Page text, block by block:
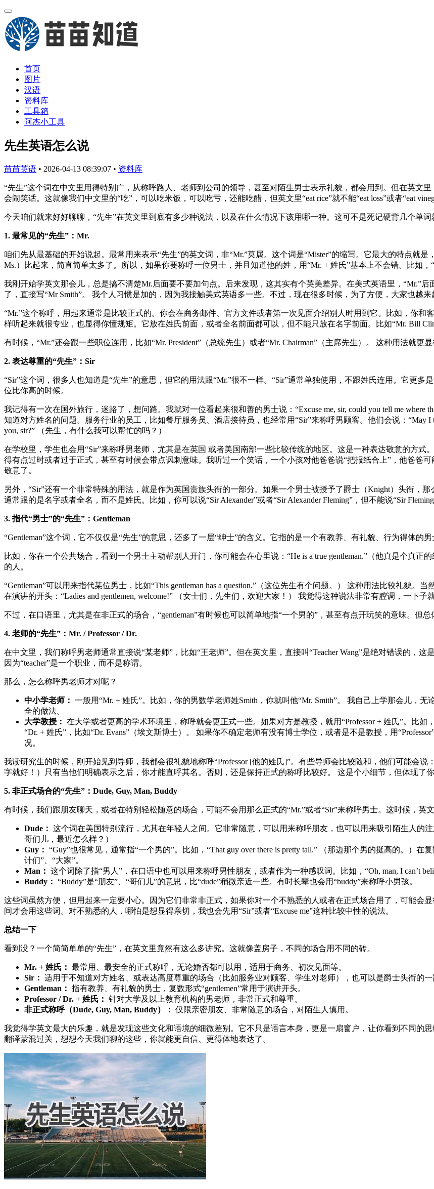
首页
图片
汉语
资料库
工具箱
阿杰小工具
先生英语怎么说
苗苗英语 • 2026-04-13 08:39:07 • 资料库
“先生”这个词在中文里用得特别广，从称呼路人、老师到公司的领导，甚至对陌生男士表示礼貌，都会用到。但在英文
会闹笑话。这就像我们中文里的“吃”，可以吃米饭，可以吃亏，还能吃醋，但英文里“eat rice”就不能“eat loss”或者“eat
今天咱们就来好好聊聊，“先生”在英文里到底有多少种说法，以及在什么情况下该用哪一种。这可不是死记硬背几个单
1. 最常见的“先生”：Mr.
咱们先从最基础的开始说起。最常用来表示“先生”的英文词，非“Mr.”莫属。这个词是“Mister”的缩写。它最大的特点就
Ms.）比起来，简直简单太多了。所以，如果你要称呼一位男士，并且知道他的姓，用“Mr. + 姓氏”基本上不会错。比如，“
我刚开始学英文那会儿，总是搞不清楚Mr.后面要不要加句点。后来发现，这其实有个英美差异。在美式英语里，“Mr.”
了，直接写“Mr Smith”。 我个人习惯是加的，因为我接触美式英语多一些。不过，现在很多时候，为了方便，大家也越
“Mr.”这个称呼，用起来通常是比较正式的。你会在商务邮件、官方文件或者第一次见面介绍别人时用到它。比如，你和客
样听起来就很专业，也显得你懂规矩。它放在姓氏前面，或者全名前面都可以，但不能只放在名字前面。比如“Mr. Bill
有时候，“Mr.”还会跟一些职位连用，比如“Mr. President”（总统先生）或者“Mr. Chairman”（主席先生）。 这种用法就更显
2. 表达尊重的“先生”：Sir
“Sir”这个词，很多人也知道是“先生”的意思，但它的用法跟“Mr.”很不一样。“Sir”通常单独使用，不跟姓氏连用。它更
位比你高的时候。
我记得有一次在国外旅行，迷路了，想问路。我就对一位看起来很和善的男士说：“Excuse me, sir, could you tell me where
知道对方姓名的问题。服务行业的员工，比如餐厅服务员、酒店接待员，也经常用“Sir”来称呼男顾客。他们会说：“May I
you, sir?” （先生，有什么我可以帮忙的吗？）
在学校里，学生也会用“Sir”来称呼男老师，尤其是在英国 或者美国南部一些比较传统的地区。这是一种表达敬意的方式
得有点过时或者过于正式，甚至有时候会带点讽刺意味。我听过一个笑话，一个小孩对他爸爸说“把报纸合上”，他爸爸
敬意了。
另外，“Sir”还有一个非常特殊的用法，就是作为英国贵族头衔的一部分。如果一个男士被授予了爵士（Knight）头衔，那
通常跟的是名字或者全名，而不是姓氏。比如，你可以说“Sir Alexander”或者“Sir Alexander Fleming”，但不能说“Sir
3. 指代“男士”的“先生”：Gentleman
“Gentleman”这个词，它不仅仅是“先生”的意思，还多了一层“绅士”的含义。它指的是一个有教养、有礼貌、行为得体的男
比如，你在一个公共场合，看到一个男士主动帮别人开门，你可能会在心里说：“He is a true gentleman.”（他真是个真
的人。
“Gentleman”可以用来指代某位男士，比如“This gentleman has a question.”（这位先生有个问题。） 这种用法比较礼貌。
在演讲的开头：“Ladies and gentlemen, welcome!” （女士们，先生们，欢迎大家！） 我觉得这种说法非常有腔调，一下子
不过，在口语里，尤其是在非正式的场合，“gentleman”有时候也可以简单地指“一个男的”，甚至有点开玩笑的意味。但
4. 老师的“先生”：Mr. / Professor / Dr.
在中文里，我们称呼男老师通常直接说“某老师”，比如“王老师”。但在英文里，直接叫“Teacher Wang”是绝对错误的，
因为“teacher”是一个职业，而不是称谓。
那么，怎么称呼男老师才对呢？
中小学老师： 一般用“Mr. + 姓氏”。比如，你的男数学老师姓Smith，你就叫他“Mr. Smith”。 我自己上学那会儿，
全的做法。
大学教授： 在大学或者更高的学术环境里，称呼就会更正式一些。如果对方是教授，就用“Professor + 姓氏”。比如
“Dr. + 姓氏”，比如“Dr. Evans”（埃文斯博士）。 如果你不确定老师有没有博士学位，或者是不是教授，用
况。
我读研究生的时候，刚开始见到导师，我都会很礼貌地称呼“Professor [他的姓氏]”。有些导师会比较随和，他们可能会说
字就好！）只有当他们明确表示之后，你才能直呼其名。否则，还是保持正式的称呼比较好。 这是个小细节，但体现了你
5. 非正式场合的“先生”：Dude, Guy, Man, Buddy
有时候，我们跟朋友聊天，或者在特别轻松随意的场合，可能不会用那么正式的“Mr.”或者“Sir”来称呼男士。这时候，英
Dude： 这个词在美国特别流行，尤其在年轻人之间。它非常随意，可以用来称呼朋友，也可以用来吸引陌生人的注
哥们儿，最近怎么样？）
Guy： “Guy”也很常见，通常指“一个男的”。比如，“That guy over there is pretty tall.” （那边那个男的挺高的。）
计们”、“大家”。
Man： 这个词除了指“男人”，在口语中也可以用来称呼男性朋友，或者作为一种感叹词。比如，“Oh, man, I can’t
Buddy： “Buddy”是“朋友”、“哥们儿”的意思，比“dude”稍微亲近一些。有时长辈也会用“buddy”来称呼小男孩。
这些词虽然方便，但用起来一定要小心。因为它们非常非正式，如果你对一个不熟悉的人或者在正式场合用了，可能会
间才会用这些词。对不熟悉的人，哪怕是想显得亲切，我也会先用“Sir”或者“Excuse me”这种比较中性的说法。
总结一下
看到没？一个简简单单的“先生”，在英文里竟然有这么多讲究。这就像盖房子，不同的场合用不同的砖。
Mr. + 姓氏： 最常用、最安全的正式称呼，无论婚否都可以用，适用于商务、初次见面等。
Sir： 适用于不知道对方姓名、或表达高度尊重的场合（比如服务业对顾客、学生对老师），也可以是爵士头衔的
Gentleman： 指有教养、有礼貌的男士，复数形式“gentlemen”常用于演讲开头。
Professor / Dr. + 姓氏： 针对大学及以上教育机构的男老师，非常正式和尊重。
非正式称呼（Dude, Guy, Man, Buddy）： 仅限亲密朋友、非常随意的场合，对陌生人慎用。
我觉得学英文最大的乐趣，就是发现这些文化和语境的细微差别。它不只是语言本身，更是一扇窗户，让你看到不同的
翻译蒙混过关，想想今天我们聊的这些，你就能更自信、更得体地表达了。